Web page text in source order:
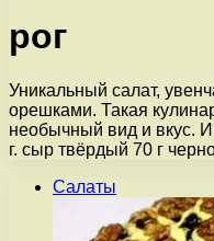
рог
Уникальный салат,
орешками. Такая
необычный вид и вкус.
г. сыр твёрдый 70 г
Салаты